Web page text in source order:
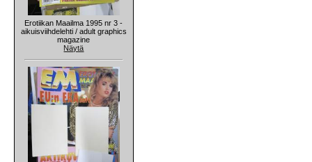
Erotiikan Maailma 1995 nr 3 -
aikuisviihdelehti / adult graphics
magazine
Näytä